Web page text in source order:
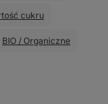
cukru
BIO / Organiczne